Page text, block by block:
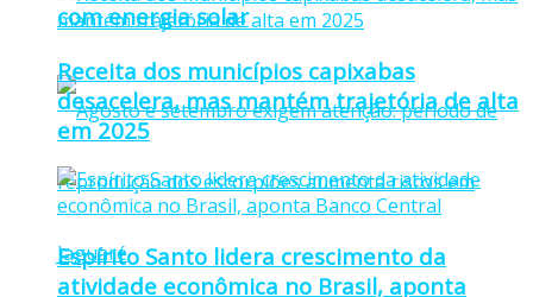
com energia solar
Receita dos municípios capixabas
desacelera, mas mantém trajetória de alta
em 2025
Espírito Santo lidera crescimento da
atividade econômica no Brasil, aponta